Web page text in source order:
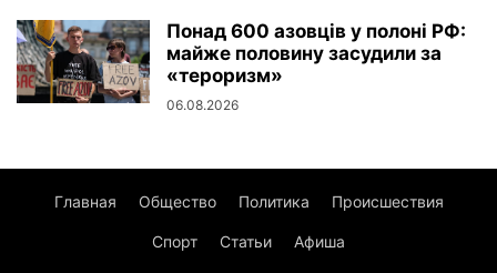
Понад 600 азовців у полоні РФ:
майже половину засудили за
«тероризм»
06.08.2026
Главная Общество Политика Происшествия
Спорт Статьи Афиша